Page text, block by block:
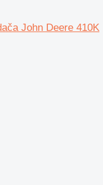
John Deere 410K